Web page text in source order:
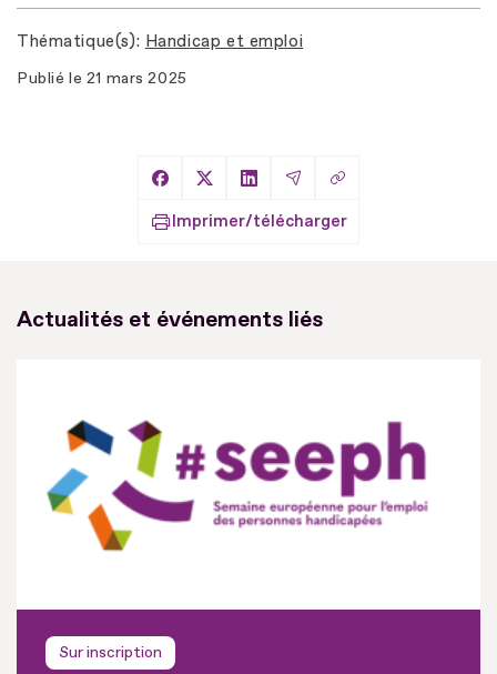
Thématique(s) Handicap et emploi
Publié le 21 mars 2025
Partager sur Facebook
Partager sur X
Partager sur LinkedIn
Partager par Email
Copier le lien
Imprimer/télécharger
Actualités et événements liés
Sur inscription